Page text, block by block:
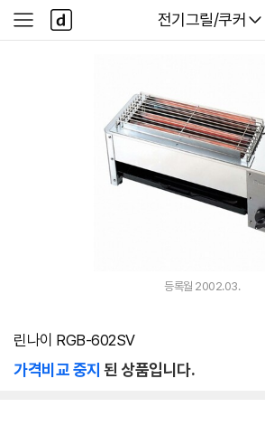
다나와
전기그릴/쿠커
사
이
다
나
와
등록월 2002.03.
린나이 RGB-602SV
가격비교 중지 된 상품입니다.